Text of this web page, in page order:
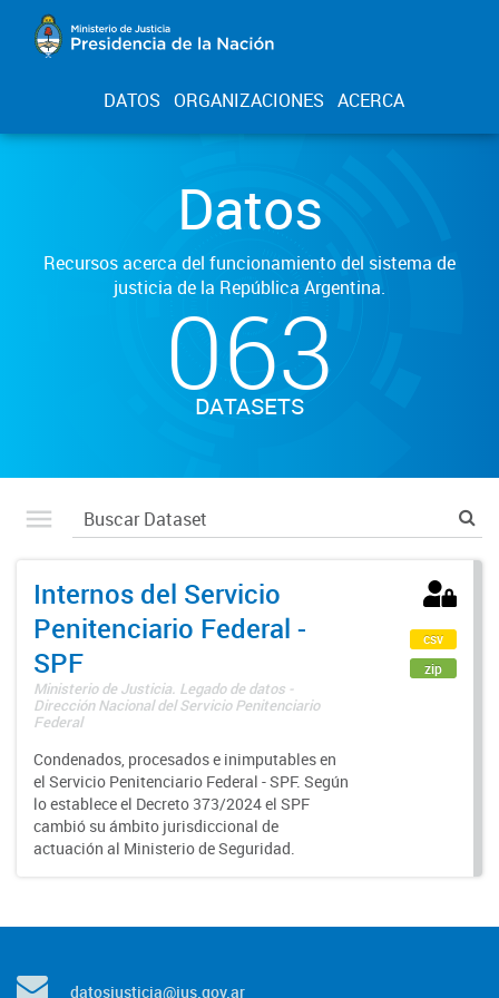
DATOS ORGANIZACIONES ACERCA
Datos
Recursos acerca del funcionamiento del sistema de
justicia de la República Argentina.
063
DATASETS
Internos del Servicio
Penitenciario Federal -
SPF
Ministerio de Justicia. Legado de datos -
Dirección Nacional del Servicio Penitenciario
Federal
Condenados, procesados e inimputables en
el Servicio Penitenciario Federal - SPF. Según
lo establece el Decreto 373/2024 el SPF
cambió su ámbito jurisdiccional de
actuación al Ministerio de Seguridad.
csv
zip
datosjusticia@jus.gov.ar